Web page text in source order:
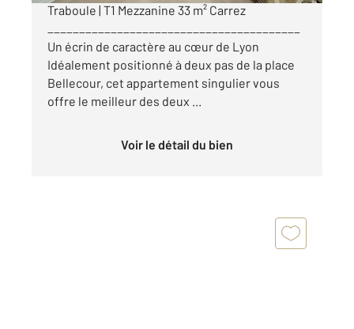
Traboule | T1 Mezzanine 33 m² Carrez
Un écrin de caractère au cœur de Lyon
Idéalement positionné à deux pas de la place
Bellecour, cet appartement singulier vous
offre le meilleur des deux ...
Voir le détail du bien